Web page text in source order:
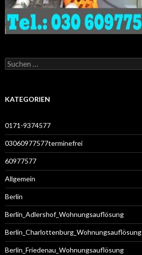
Suchen
nach:
KATEGORIEN
0171-9374577
03060977577terminefrei
60977577
Allgemein
Berlin
Berlin_Adlershof_Wohnungsauflösung
Berlin_Charlottenburg_Wohnungsauflösung
Berlin_Friedenau_Wohnungsauflösung